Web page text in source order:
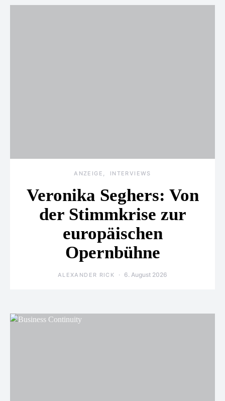
ANZEIGE INTERVIEWS
Veronika Seghers: Von
der Stimmkrise zur
europäischen
Opernbühne
ALEXANDER RICK 6. August 2026